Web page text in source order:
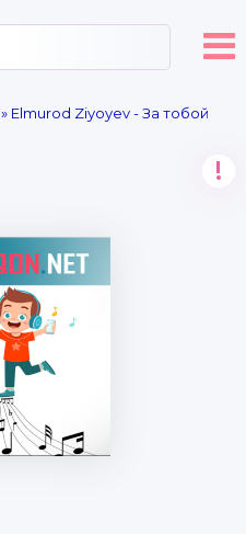
» Elmurod Ziyoyev - За тобой
!